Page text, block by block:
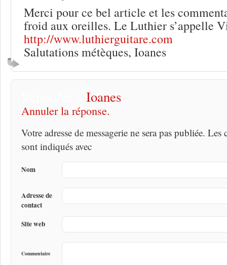
Merci pour ce bel article et les
froid aux oreilles. Le Luthier s’appelle
http://www.luthierguitare.com
Salutations métèques, Ioanes
Ioanes
Annuler la réponse.
Votre adresse de messagerie ne sera pas publiée.
sont indiqués avec
Nom
Adresse de
contact
Site web
Commentaire